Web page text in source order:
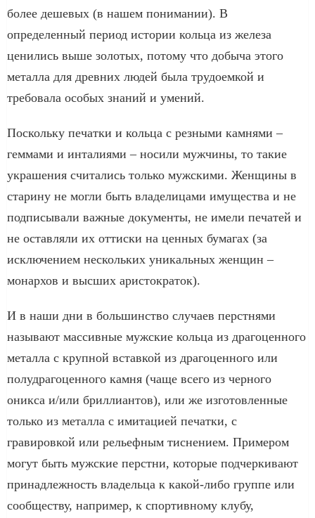
более дешевых (в нашем понимании). В
определенный период истории кольца из железа
ценились выше золотых, потому что добыча этого
металла для древних людей была трудоемкой и
требовала особых знаний и умений.
Поскольку печатки и кольца с резными камнями –
геммами и инталиями – носили мужчины, то такие
украшения считались только мужскими. Женщины в
старину не могли быть владелицами имущества и не
подписывали важные документы, не имели печатей и
не оставляли их оттиски на ценных бумагах (за
исключением нескольких уникальных женщин –
монархов и высших аристократок).
И в наши дни в большинство случаев перстнями
называют массивные мужские кольца из драгоценного
металла с крупной вставкой из драгоценного или
полудрагоценного камня (чаще всего из черного
оникса и/или бриллиантов), или же изготовленные
только из металла с имитацией печатки, с
гравировкой или рельефным тиснением. Примером
могут быть мужские перстни, которые подчеркивают
принадлежность владельца к какой-либо группе или
сообществу, например, к спортивному клубу,